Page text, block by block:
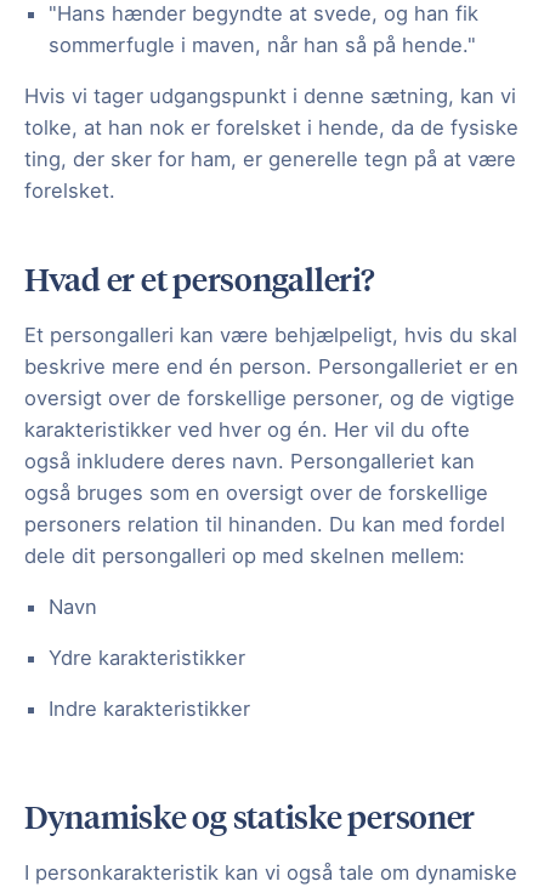
"Hans hænder begyndte at svede, og han fik
sommerfugle i maven, når han så på hende."
Hvis vi tager udgangspunkt i denne sætning, kan vi
tolke, at han nok er forelsket i hende, da de fysiske
ting, der sker for ham, er generelle tegn på at være
forelsket.
Hvad er et persongalleri?
Et persongalleri kan være behjælpeligt, hvis du skal
beskrive mere end én person. Persongalleriet er en
oversigt over de forskellige personer, og de vigtige
karakteristikker ved hver og én. Her vil du ofte
også inkludere deres navn. Persongalleriet kan
også bruges som en oversigt over de forskellige
personers relation til hinanden. Du kan med fordel
dele dit persongalleri op med skelnen mellem:
Navn
Ydre karakteristikker
Indre karakteristikker
Dynamiske og statiske personer
I personkarakteristik kan vi også tale om dynamiske